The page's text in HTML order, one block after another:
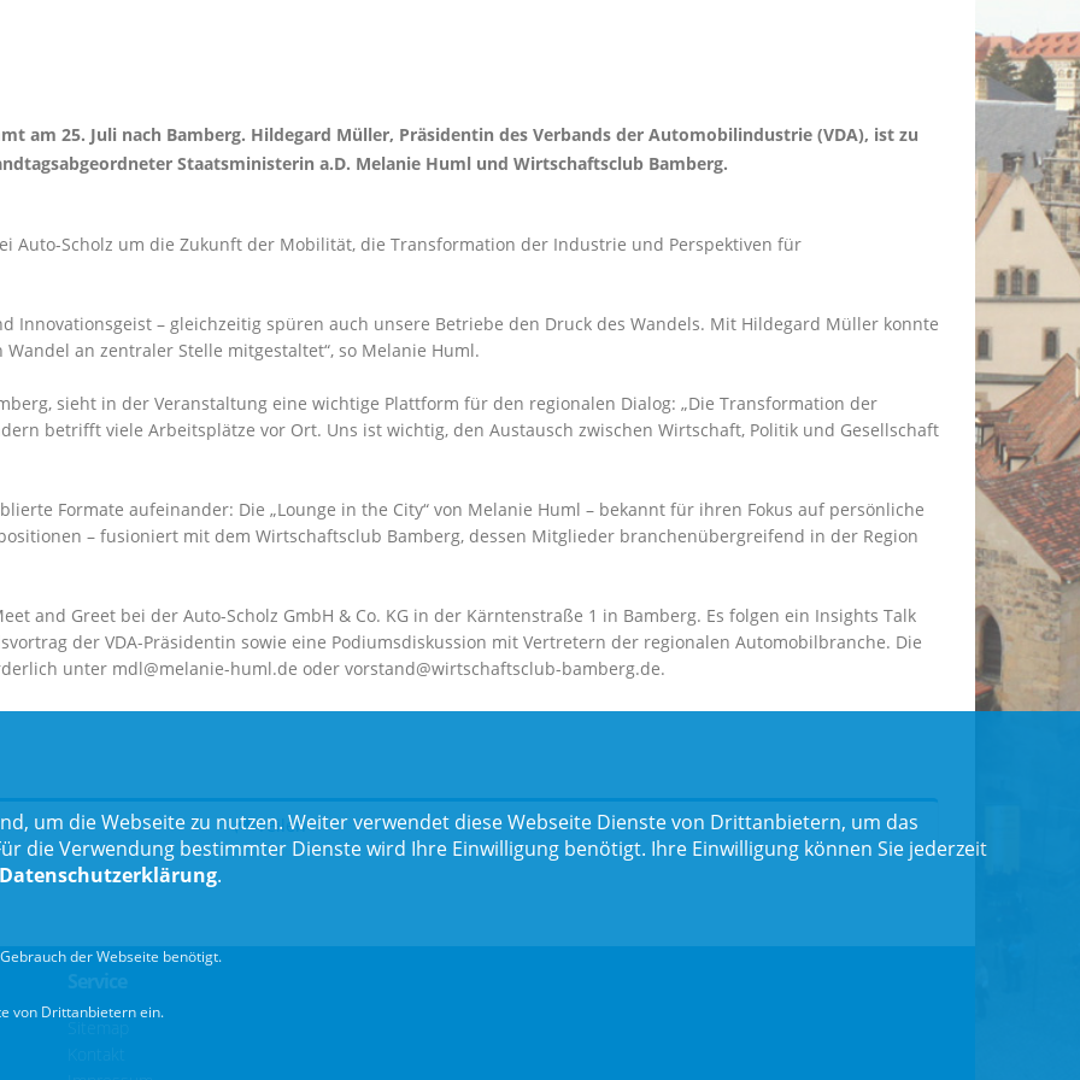
am 25. Juli nach Bamberg. Hildegard Müller, Präsidentin des Verbands der Automobilindustrie (VDA), ist zu
Staatsministerin a.D. Melanie Huml und Wirtschaftsclub Bamberg.
Auto-Scholz um die Zukunft der Mobilität, die Transformation der Industrie und Perspektiven für
Innovationsgeist – gleichzeitig spüren auch unsere Betriebe den Druck des Wandels. Mit Hildegard Müller konnte
an zentraler Stelle mitgestaltet“, so Melanie Huml.
sieht in der Veranstaltung eine wichtige Plattform für den regionalen Dialog: „Die Transformation der
betrifft viele Arbeitsplätze vor Ort. Uns ist wichtig, den Austausch zwischen Wirtschaft, Politik und Gesellschaft
Formate aufeinander: Die „Lounge in the City“ von Melanie Huml – bekannt für ihren Fokus auf persönliche
– fusioniert mit dem Wirtschaftsclub Bamberg, dessen Mitglieder branchenübergreifend in der Region
and Greet bei der Auto-Scholz GmbH & Co. KG in der Kärntenstraße 1 in Bamberg. Es folgen ein Insights Talk
der VDA-Präsidentin sowie eine Podiumsdiskussion mit Vertretern der regionalen Automobilbranche. Die
unter mdl@melanie-huml.de oder vorstand@wirtschaftsclub-bamberg.de.
Teilen
Service
um die Webseite zu nutzen. Weiter verwendet diese Webseite Dienste von Drittanbietern, um das
die Verwendung bestimmter Dienste wird Ihre Einwilligung benötigt. Ihre Einwilligung können Sie jederzeit
Datenschutzerklärung.
der Webseite benötigt.
von Drittanbietern ein.